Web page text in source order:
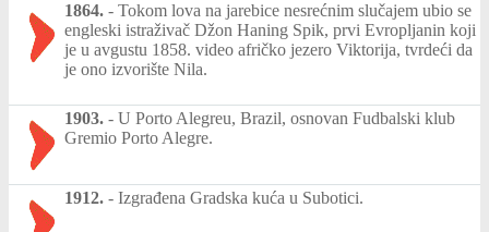
1864. - Tokom lova na jarebice nesrećnim slučajem ubio se
engleski istraživač Džon Haning Spik, prvi Evropljanin koji
je u avgustu 1858. video afričko jezero Viktorija, tvrdeći da
je ono izvorište Nila.
1903. - U Porto Alegreu, Brazil, osnovan Fudbalski klub
Gremio Porto Alegre.
1912. - Izgrađena Gradska kuća u Subotici.